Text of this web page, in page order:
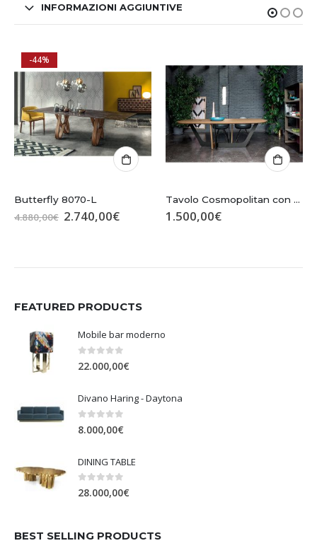
INFORMAZIONI AGGIUNTIVE
-44%
Butterfly 8070-L
4.880,00€ Il
prezzo
2.740,00€Il
Tavolo Cosmopolitan con base in ferro – Devina Nais
1.500,00€
FEATURED PRODUCTS
Mobile bar moderno
0Su 5
22.000,00€
Divano Haring - Daytona
0 Su 5
8.000,00€
DINING TABLE
0Su 5
28.000,00€
BEST SELLING PRODUCTS